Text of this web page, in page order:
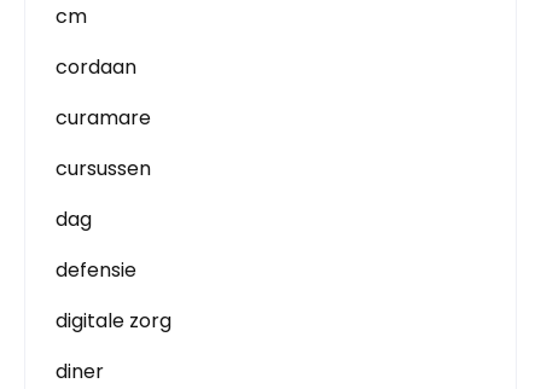
cm
cordaan
curamare
cursussen
dag
defensie
digitale zorg
diner